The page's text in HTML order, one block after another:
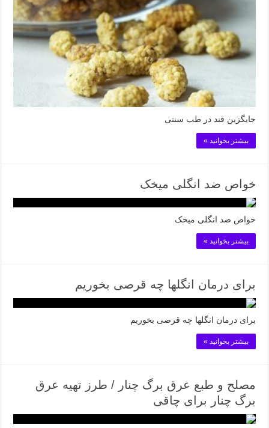
جایگزین قند در طب سنتی
بیشتر بخوانید »
خواص ضد انگلی میخک
خواص ضد انگلی میخک
بیشتر بخوانید »
برای درمان انگلها چه قرصی بخوریم
برای درمان انگلها چه قرصی بخوریم
بیشتر بخوانید »
مصلح و طبع عرق برگ چنار / طرز تهیه عرق
برگ چنار برای چاقی